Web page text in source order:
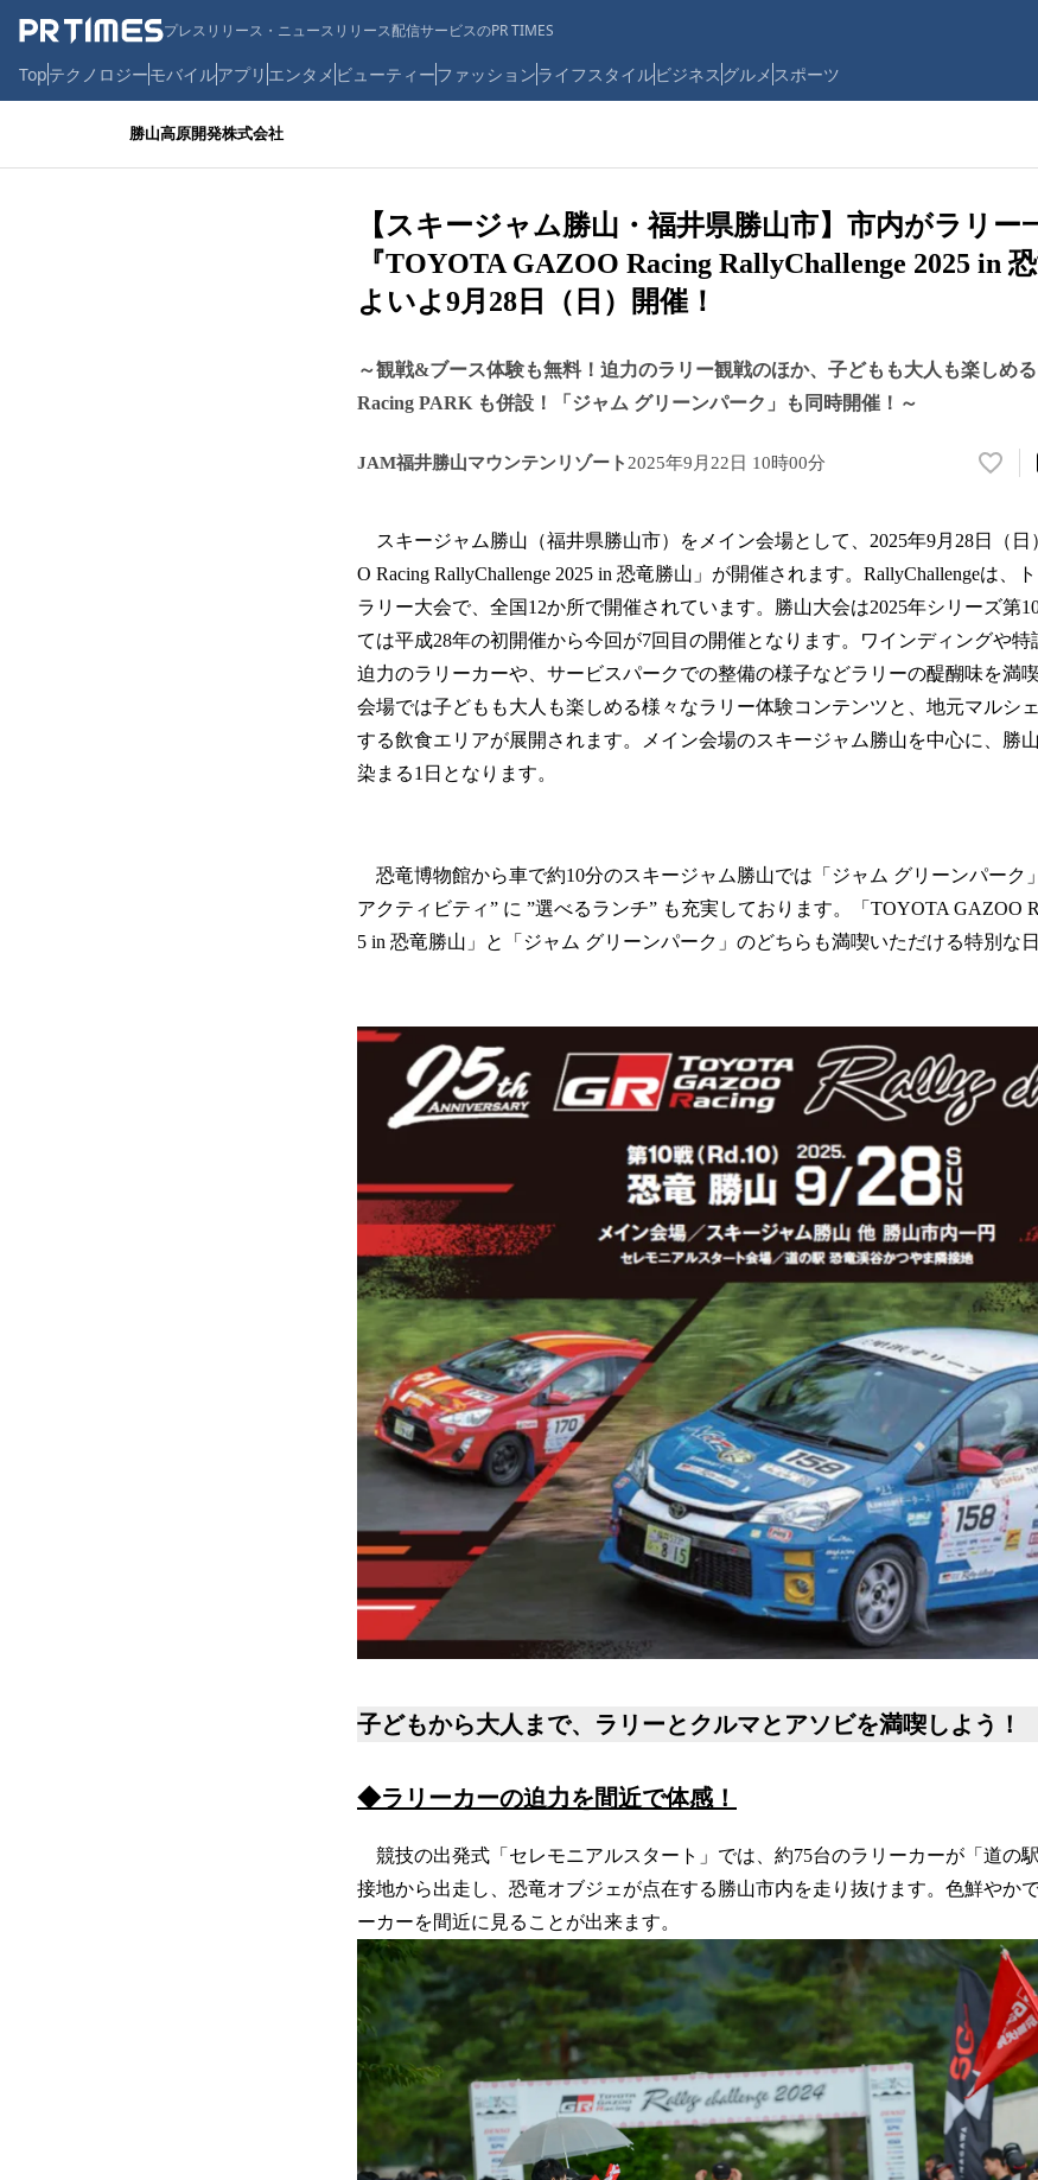
プレスリリース・ニュースリリース配信サービスのPR TIMES
Topテクノロジーモバイルアプリ エンタメ ビューティーファッションライフスタイルビジネス グルメ スポーツ
勝山高原開発株式会社
【スキージャム勝山・福井県勝山市】市内がラリー
『TOYOTA GAZOO Racing RallyChallenge 2025 in
よいよ9月28日（日）開催！
～観戦&ブース体験も無料！迫力のラリー観戦のほか、子どもも大人も楽しめ
Racing PARK も併設！「ジャム グリーンパーク」も同時開催！～
JAM福井勝山マウンテンリゾート 2025年9月22日 10時00分
い
！
数
を
み
込
み
で
スキージャム勝山（福井県勝山市）をメイン会場として、2025年9月28日（日
O Racing RallyChallenge 2025 in 恐竜勝山」が開催されます。RallyChallengeは、
ラリー大会で、全国12か所で開催されています。勝山大会は2025年シリーズ第
ては平成28年の初開催から今回が7回目の開催となります。ワインディングや
迫力のラリーカーや、サービスパークでの整備の様子などラリーの醍醐味を満
会場では子どもも大人も楽しめる様々なラリー体験コンテンツと、地元マルシ
する飲食エリアが展開されます。メイン会場のスキージャム勝山を中心に、勝
染まる1日となります。
恐竜博物館から車で約10分のスキージャム勝山では「ジャム グリーンパーク
アクティビティ” に ”選べるランチ” も充実しております。「TOYOTA GAZOO
5 in 恐竜勝山」と「ジャム グリーンパーク」のどちらも満喫いただける特別な日
子どもから大人まで、ラリーとクルマとアソビを満喫しよう！
◆ラリーカーの迫力を間近で体感！
競技の出発式「セレモニアルスタート」では、約75台のラリーカーが「道の
接地から出走し、恐竜オブジェが点在する勝山市内を走り抜けます。色鮮やか
ーカーを間近に見ることが出来ます。